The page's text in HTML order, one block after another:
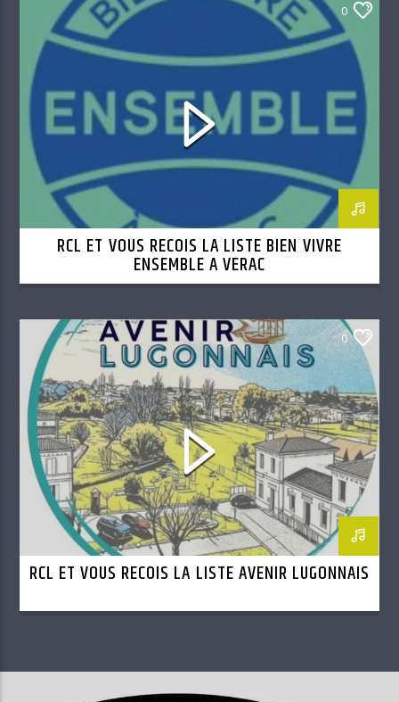
0
RCL ET VOUS RECOIS LA LISTE BIEN VIVRE
ENSEMBLE A VERAC
0
RCL ET VOUS RECOIS LA LISTE AVENIR LUGONNAIS